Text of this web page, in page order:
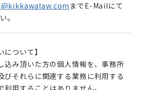
までE-Mailにて
。
について】
込み頂いた方の個人情報を、事務所
びそれらに関連する業務に利用する
用することはありません。